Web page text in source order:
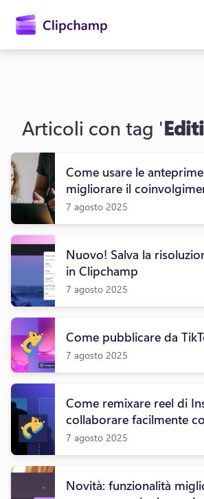
principale
Accedi
Articoli con tag '
Come usare le
migliorare il
7 agosto 2025
Nuovo! Salva la
in Clipchamp
7 agosto 2025
Come pubblicare da
7 agosto 2025
Come remixare reel di
collaborare facilmente
7 agosto 2025
Novità: funzionalità